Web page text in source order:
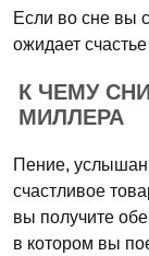
Если во сне вы
ожидает
К ЧЕМУ
МИЛЛЕРА
Пение,
счастливое
вы получите
в котором вы